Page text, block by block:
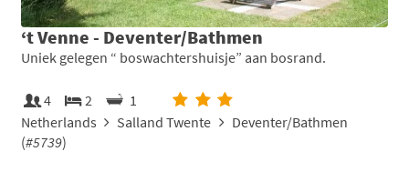
‘t Venne - Deventer/Bathmen
Uniek gelegen “ boswachtershuisje” aan bosrand.
4 2
1
Netherlands
Salland Twente
Deventer/Bathmen
(#5739)